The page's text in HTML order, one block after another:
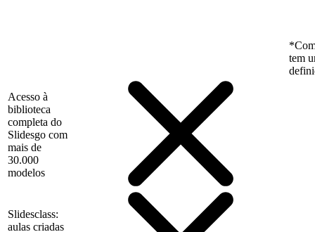
tem
Acesso à
biblioteca
completa do
Slidesgo com
mais de
30.000
modelos
Slidesclass:
aulas criadas